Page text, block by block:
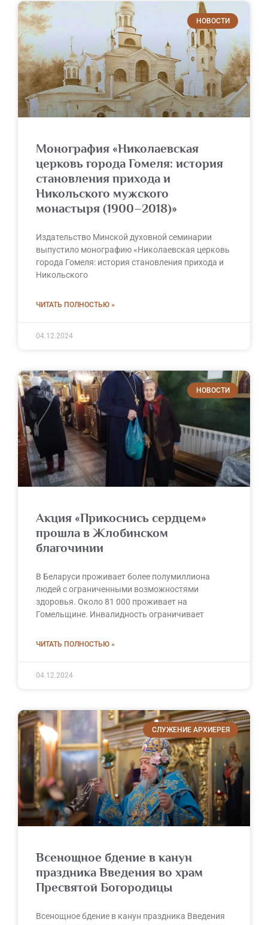
НОВОСТИ
Монография «Николаевская
церковь города Гомеля: история
становления прихода и
Никольского мужского
монастыря (1900–2018)»
Издательство Минской духовной семинарии
выпустило монографию «Николаевская церковь
города Гомеля: история становления прихода и
Никольского
ЧИТАТЬ ПОЛНОСТЬЮ »
04.12.2024
НОВОСТИ
Акция «Прикоснись сердцем»
прошла в Жлобинском
благочинии
В Беларуси проживает более полумиллиона
людей с ограниченными возможностями
здоровья. Около 81 000 проживает на
Гомельщине. Инвалидность ограничивает
ЧИТАТЬ ПОЛНОСТЬЮ »
04.12.2024
СЛУЖЕНИЕ АРХИЕРЕЯ
Всенощное бдение в канун
праздника Введения во храм
Пресвятой Богородицы
Всенощное бдение в канун праздника Введения